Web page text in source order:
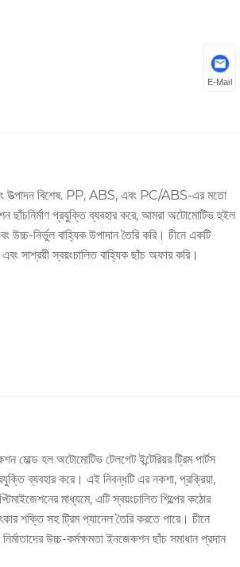
উত্পাদন বিশেষ. PP, ABS, এবং PC/ABS-এর মতো
প্রযুক্তি ব্যবহার করে, আমরা অটোমোটিভ হুইল
নির্ভুল বাহ্যিক উপাদান তৈরি করি। চীনে একটি
সাশ্রয়ী স্বয়ংচালিত বাহ্যিক ছাঁচ অফার করি।
হল অটোমোটিভ টেলগেট ইন্টেরিয়র ট্রিম পার্টস
ব্যবহার করে। এই নিবন্ধটি এর নকশা, প্রক্রিয়া,
মাধ্যমে, এটি স্বয়ংচালিত শিল্পের কঠোর
শক্তি সহ ট্রিম প্যানেল তৈরি করতে পারে। চীনে
উচ্চ-কর্মক্ষমতা ইনজেকশন ছাঁচ সমাধান প্রদান
E-Mail